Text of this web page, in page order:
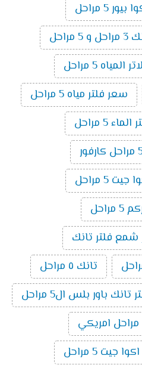
5 مراحل
5 مراحل
سعر فلتر مياه 5 مراحل
5 مراحل
5 مراحل
شمع فلتر تانك
تانك ٥ مراحل
تانك باور بلس ال5 مراحل
امريكي
جيت 5 مراحل